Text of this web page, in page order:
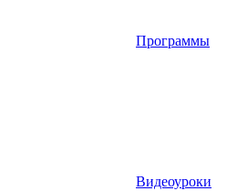
Программы
Видеоуроки